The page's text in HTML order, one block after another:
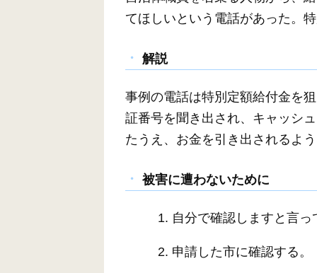
b
o
o
k
n
g
てほしいという電話があった。
解説
事例の電話は特別定額給付金を
証番号を聞き出され、キャッシ
たうえ、お金を引き出されるよ
被害に遭わないために
自分で確認しますと言
申請した市に確認する。